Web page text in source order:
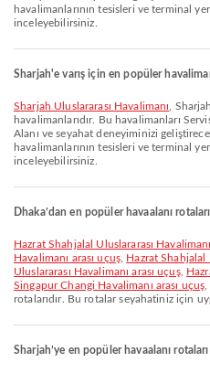
havalimanlarının tesisleri ve terminal
inceleyebilirsiniz.
Sharjah'e varış için en popüler
Sharjah Uluslararası Havalimanı
,
havalimanlarıdır. Bu havalimanları
Alanı ve seyahat deneyiminizi
havalimanlarının tesisleri ve terminal
inceleyebilirsiniz.
Dhaka’dan en popüler havaalanı
Hazrat Shahjalal Uluslararası Havalimanı - Kuala Lumpur Uluslararası
Havalimanı arası uçuş, Hazrat Shahjalal
Uluslararası Havalimanı arası uçuş,
Singapur Changi Havalimanı arası uçuş
rotalarıdır. Bu rotalar seyahatiniz için
Sharjah’ye en popüler havaalanı